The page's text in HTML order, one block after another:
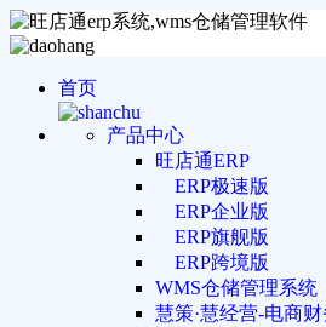
首页
产品中心
旺店通ERP
ERP极速版
ERP企业版
ERP旗舰版
ERP跨境版
WMS仓储管理系统
慧策·慧经营-电商